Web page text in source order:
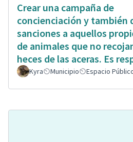
Crear una campaña de
concienciación y también
sanciones a aquellos
de animales que no
heces de las aceras. Es
Kyra Municipio Espacio